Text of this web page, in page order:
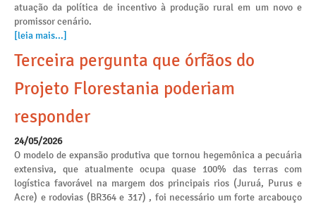
atuação da política de incentivo à produção rural em um novo e
promissor cenário.
[leia mais...]
Terceira pergunta que órfãos do
Projeto Florestania poderiam
responder
24/05/2026
O modelo de expansão produtiva que tornou hegemônica a pecuária
extensiva, que atualmente ocupa quase 100% das terras com
logística favorável na margem dos principais rios (Juruá, Purus e
Acre) e rodovias (BR364 e 317) , foi necessário um forte arcabouço